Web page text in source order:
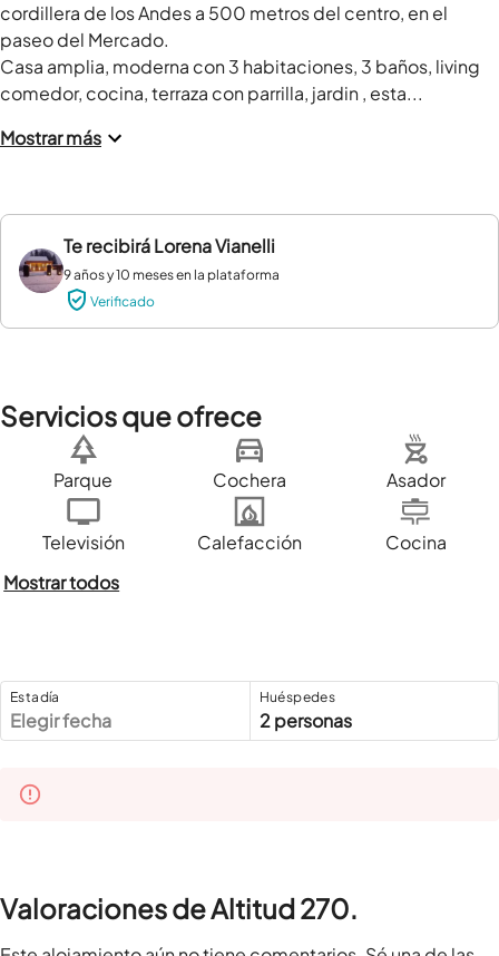
cordillera de los Andes a 500 metros del centro, en el
paseo del Mercado.
Casa amplia, moderna con 3 habitaciones, 3 baños, living
comedor, cocina, terraza con parrilla, jardin , esta...
Mostrar más
Te recibiráLorena Vianelli
9 años y 10 meses en la plataforma
Verificado
Servicios que ofrece
Parque Cochera Asador
Televisión Calefacción
Cocina
Mostrar todos
Estadía
Elegir fecha
Huéspedes
2 personas
Valoraciones de Altitud 270.